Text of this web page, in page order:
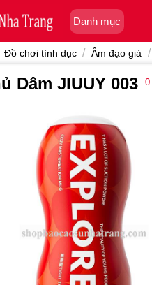
Danh mục
Đồ chơi tình dục / Âm đạo giả /
Dâm JIUUY 003 0